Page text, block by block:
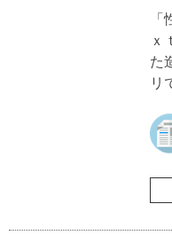
ｘ
た
リ